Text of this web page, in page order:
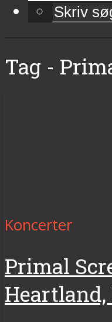
Tag -
Koncerter
Primal